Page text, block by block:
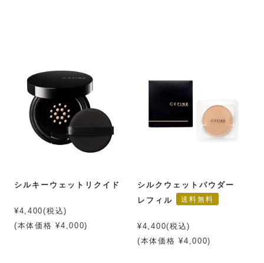
シルキーウェットリクイド
¥4,400(税込)
(本体価格 ¥4,000)
シルクウェットパウダー
レフィル
送料無料
¥4,400(税込)
(本体価格 ¥4,000)